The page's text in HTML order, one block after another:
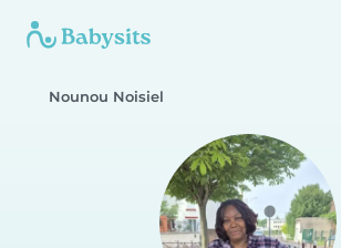
Nounou Noisiel